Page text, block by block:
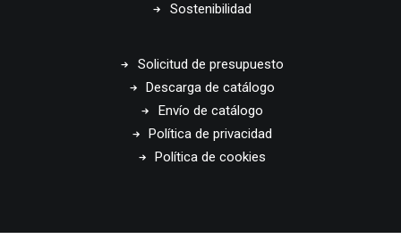
Sostenibilidad
Solicitud de presupuesto
Descarga de catálogo
Envío de catálogo
Política de privacidad
Política de cookies